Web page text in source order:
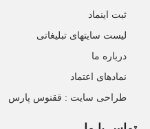
ثبت اینماد
لیست سایتهای تبلیغاتی
درباره ما
نمادهای اعتماد
طراحی سایت : ققنوس پارس